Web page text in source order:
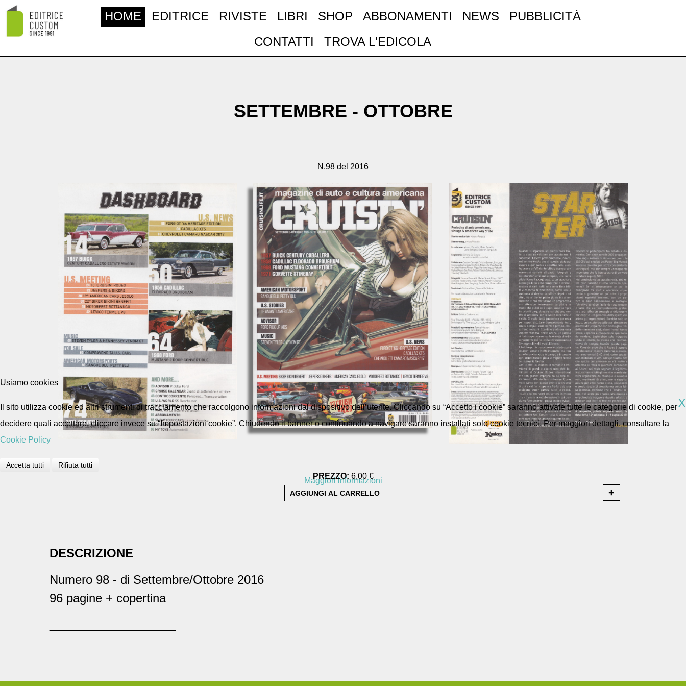
HOME EDITRICE RIVISTE LIBRI SHOP ABBONAMENTI NEWS
PUBBLICITÀ
CONTATTI
TROVA L'EDICOLA
SETTEMBRE - OTTOBRE
N.98 del 2016
PREZZO: 6,00 €
DESCRIZIONE
Numero 98 - di Settembre/Ottobre 2016
96 pagine + copertina
Usiamo cookies
X
Il sito utilizza cookie ed altri strumenti di tracciamento che raccolgono informazioni dal dispositivo dell’utente. Cliccando su “Accetto i cookie” saranno attivate tutte le categorie di cookie, per
decidere quali accettare, cliccare invece su “Impostazioni cookie”. Chiudendo il banner o continuando a navigare saranno installati solo cookie tecnici. Per maggiori dettagli, consultare la
Cookie Policy
Accetta tutti Rifiuta tutti
Maggiori informazioni